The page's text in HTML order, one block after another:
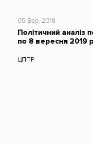
05 Вер, 2019
Політичний аналіз
по 8 вересня 2019
ЦППР